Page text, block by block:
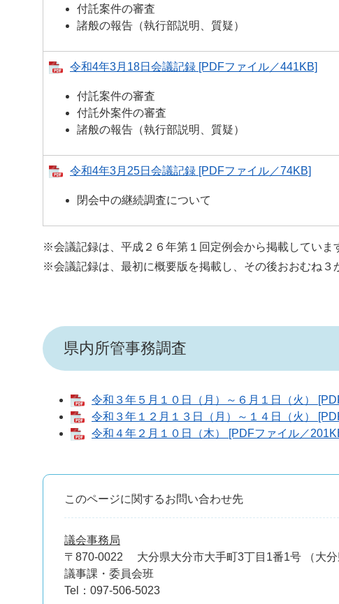
付託案件の審査
諸般の報告（執行部説明、質疑）
令和4年3月18日会議記録 [PDFファイル／441KB]
付託案件の審査
付託外案件の審査
諸般の報告（執行部説明、質疑）
令和4年3月25日会議記録 [PDFファイル／74KB]
閉会中の継続調査について
※会議記録は、平成２６年第１回定例会から掲載していま
※会議記録は、最初に概要版を掲載し、その後おおむね３
県内所管事務調査
令和３年５月１０日（月）～６月１日（火）
令和３年１２月１３日（月）～１４日（火）
令和４年２月１０日（木） [PDFファイル／
このページに関するお問い合わせ先
議会事務局
〒870-0022
大分県大分市大手町3丁目1番1号 （大
議事課・委員会班
Tel：097-506-5023